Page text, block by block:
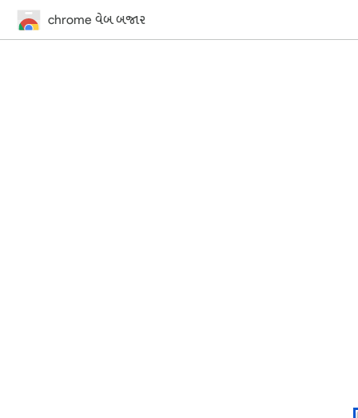
chrome વેબ બજાર